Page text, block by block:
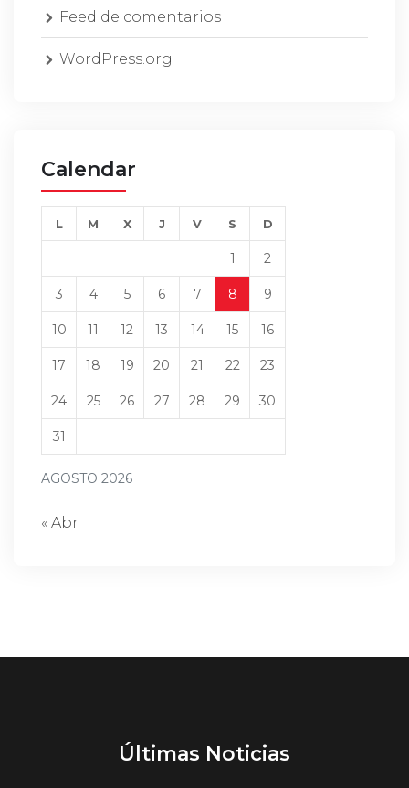
Feed de comentarios
WordPress.org
Calendar
AGOSTO 2026
L M X J V S D
1 2
3 4 5 6 7 8 9
10 11 12 13 14 15 16
17 18 19 20 21 22 23
24 25 26 27 28 29 30
31
« Abr
Últimas Noticias